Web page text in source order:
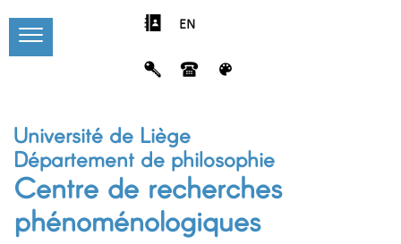
EN
Université de Liège
Département de philosophie
Centre de recherches
phénoménologiques